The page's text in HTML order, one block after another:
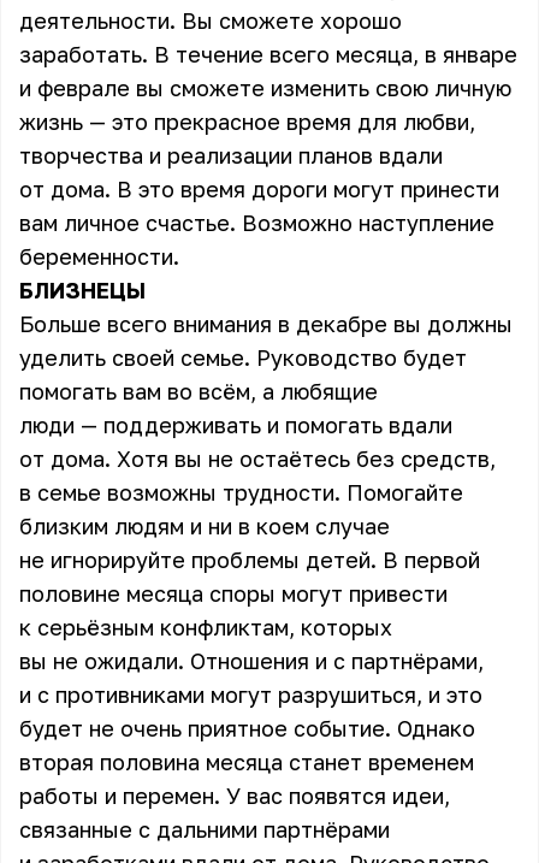
деятельности. Вы сможете хорошо
заработать. В течение всего месяца, в январе
и феврале вы сможете изменить свою личную
жизнь — это прекрасное время для любви,
творчества и реализации планов вдали
от дома. В это время дороги могут принести
вам личное счастье. Возможно наступление
беременности.
БЛИЗНЕЦЫ
Больше всего внимания в декабре вы должны
уделить своей семье. Руководство будет
помогать вам во всём, а любящие
люди — поддерживать и помогать вдали
от дома. Хотя вы не остаётесь без средств,
в семье возможны трудности. Помогайте
близким людям и ни в коем случае
не игнорируйте проблемы детей. В первой
половине месяца споры могут привести
к серьёзным конфликтам, которых
вы не ожидали. Отношения и с партнёрами,
и с противниками могут разрушиться, и это
будет не очень приятное событие. Однако
вторая половина месяца станет временем
работы и перемен. У вас появятся идеи,
связанные с дальними партнёрами